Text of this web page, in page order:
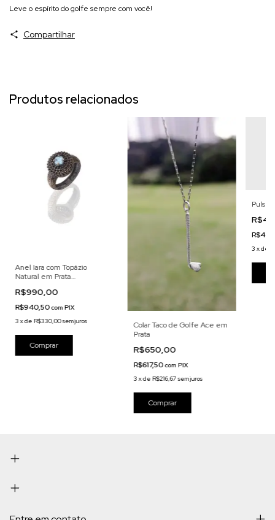
Leve o espírito do golfe sempre com você!
Compartilhar
Produtos relacionados
Anel Iara com Topázio
Natural em Prata
R$990,00
R$940,50com PIX
3 xde R$330,00sem juros
Colar Taco de Golfe Ace em
Prata
R$650,00
R$617,50com PIX
3xde R$216,67sem juros
3 xde